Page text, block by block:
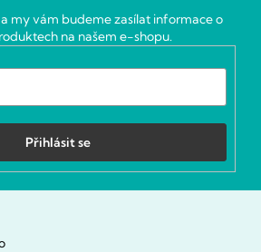
my vám budeme zasílat informace o
na našem e-shopu.
Přihlásit se